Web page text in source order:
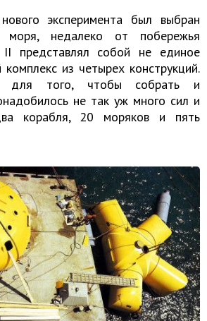
эксперимента был выбран
моря, недалеко от побережья
II представлял собой не единое
из четырех конструкций.
для того, чтобы собрать и
не так уж много сил и
корабля, 20 моряков и пять